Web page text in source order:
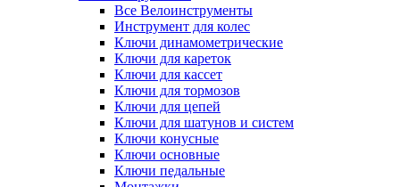
Все Велоинструменты
Инструмент для колес
Ключи динамометрические
Ключи для кареток
Ключи для кассет
Ключи для тормозов
Ключи для цепей
Ключи для шатунов и систем
Ключи конусные
Ключи основные
Ключи педальные